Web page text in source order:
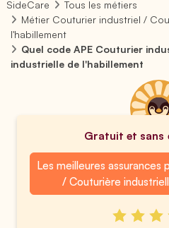
SideCare
Tous les métiers
Métier Couturier industriel /
l'habillement
Quel code APE Couturier
industrielle de l'habillement
Gratuit et sans
Les meilleures assurances
/ Couturière